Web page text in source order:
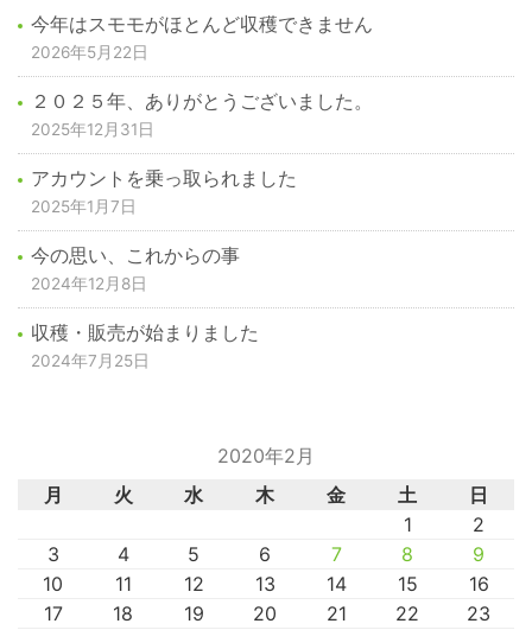
今年はスモモがほとんど収穫できません
2026年5月22日
２０２５年、ありがとうございました。
2025年12月31日
アカウントを乗っ取られました
2025年1月7日
今の思い、これからの事
2024年12月8日
収穫・販売が始まりました
2024年7月25日
2020年2月
月
火 水 木 金 土
日
1
2
3
4 5 6 7 8
9
10
11 12 13 14 15
16
17
18 19 20 21 22
23